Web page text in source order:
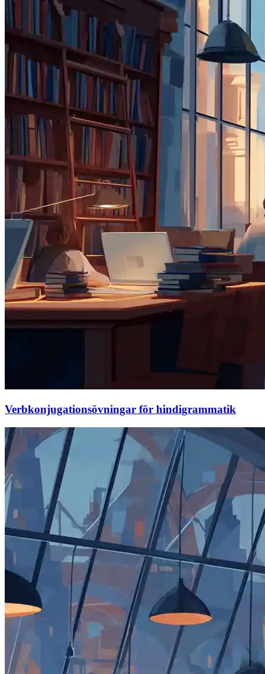
Verbkonjugationsövningar för hindigrammatik